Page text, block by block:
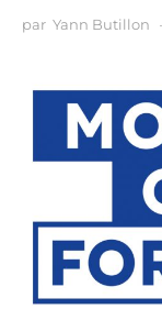
par Yann Butillon